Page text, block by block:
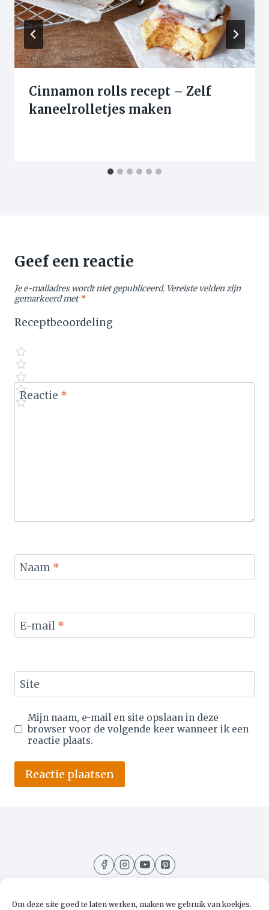
Om deze site goed te laten werken, maken we gebruik van koekjes.
Cinnamon rolls recept – Zelf
kaneelrolletjes maken
Geef een reactie
Je e-mailadres wordt niet gepubliceerd. Vereiste velden zijn
gemarkeerd met*
Receptbeoordeling
Reactie *
Naam *
E-mail *
Site
Mijn naam, e-mail en site opslaan in deze
browser voor de volgende keer wanneer ik een
reactie plaats.